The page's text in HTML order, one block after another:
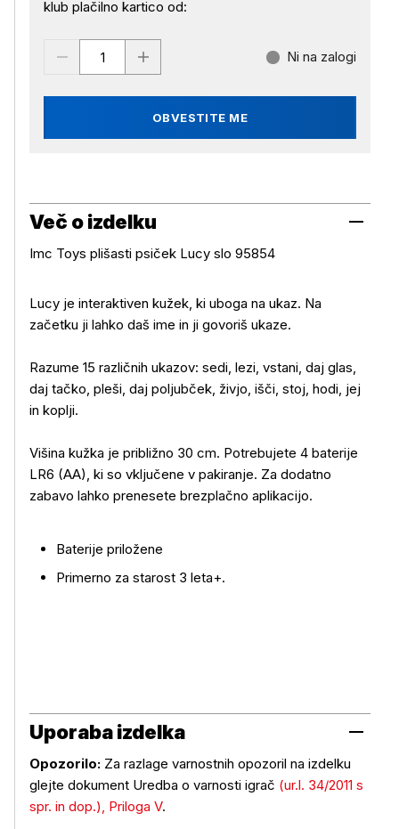
klub plačilno kartico od:
OBVESTITE ME
Ni na zalogi
Več o izdelku
Več o izdelku
Imc Toys plišasti psiček Lucy slo 95854
Lucy je interaktiven kužek, ki uboga na ukaz. Na
začetku ji lahko daš ime in ji govoriš ukaze.
Razume 15 različnih ukazov: sedi, lezi, vstani, daj glas,
daj tačko, pleši, daj poljubček, živjo, išči, stoj, hodi, jej
in koplji.
Višina kužka je približno 30 cm. Potrebujete 4 baterije
LR6 (AA), ki so vključene v pakiranje. Za dodatno
zabavo lahko prenesete brezplačno aplikacijo.
Baterije priložene
Primerno za starost 3 leta+.
Uporaba izdelka
Uporaba izdelka
Opozorilo: Za razlage varnostnih opozoril na izdelku
glejte dokument Uredba o varnosti igrač (ur.l. 34/2011 s
spr. in dop.), Priloga V.